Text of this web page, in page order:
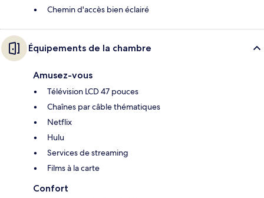
Chemin d'accès bien éclairé
Équipements de la chambre
Amusez-vous
Télévision LCD 47 pouces
Chaînes par câble thématiques
Netflix
Hulu
Services de streaming
Films à la carte
Confort